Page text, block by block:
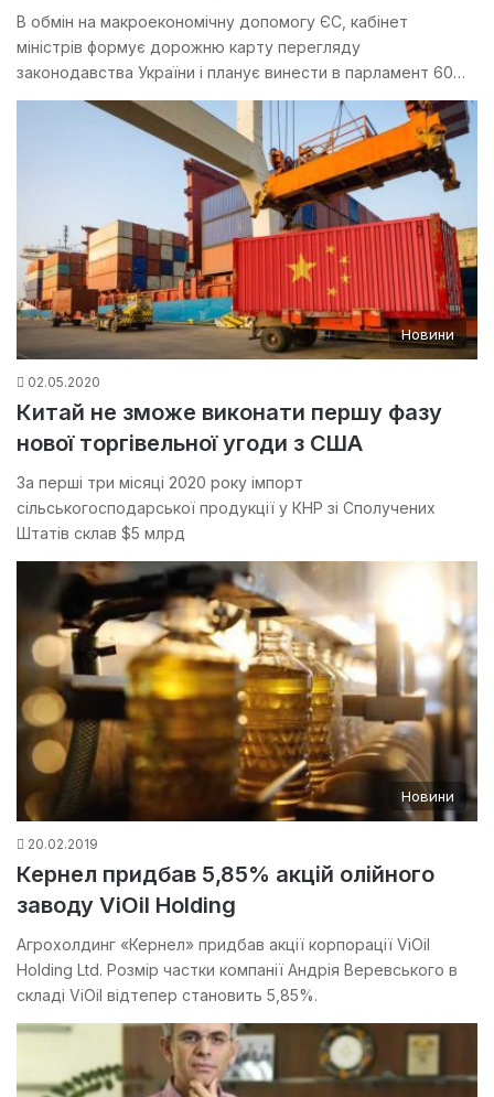
В обмін на макроекономічну допомогу ЄС, кабінет
міністрів формує дорожню карту перегляду
законодавства України і планує винести в парламент 60…
Новини
02.05.2020
Китай не зможе виконати першу фазу
нової торгівельної угоди з США
За перші три місяці 2020 року імпорт
сільськогосподарської продукції у КНР зі Сполучених
Штатів склав $5 млрд
Новини
20.02.2019
Кернел придбав 5,85% акцій олійного
заводу ViOil Holding
Агрохолдинг «Кернел» придбав акції корпорації ViOil
Holding Ltd. Розмір частки компанії Андрія Веревського в
складі ViOil відтепер становить 5,85%.